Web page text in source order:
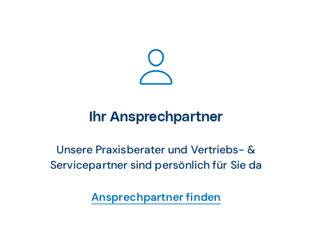
Ihr Ansprechpartner
Unsere Praxisberater und Vertriebs- &
Servicepartner sind persönlich für Sie da
Ansprechpartner finden